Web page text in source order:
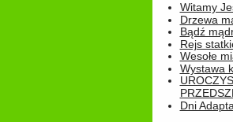
Witamy
Drzewa
Bądź
Rejs
Wesołe
Wystawa
Dni